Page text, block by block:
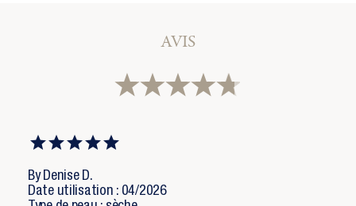
Annuler Créer une liste d'envies
AVIS
By Denise D.
Date utilisation : 04/2026